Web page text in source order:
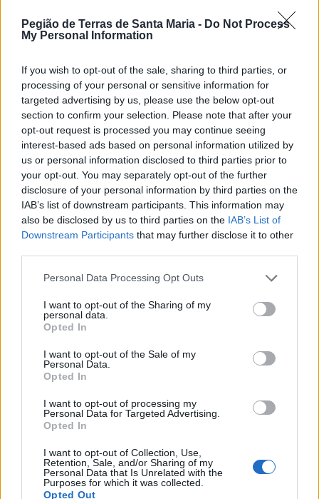
Pegião de Terras de Santa Maria - Do Not Process
My Personal Information
If you wish to opt-out of the sale, sharing to third parties, or
processing of your personal or sensitive information for
targeted advertising by us, please use the below opt-out
section to confirm your selection. Please note that after your
opt-out request is processed you may continue seeing
interest-based ads based on personal information utilized by
us or personal information disclosed to third parties prior to
your opt-out. You may separately opt-out of the further
disclosure of your personal information by third parties on the
IAB’s list of downstream participants. This information may
also be disclosed by us to third parties on the IAB’s List of
Downstream Participants that may further disclose it to other
Personal Data Processing Opt Outs
I want to opt-out of the Sharing of my
personal data.
Opted In
I want to opt-out of the Sale of my
Personal Data.
Opted In
I want to opt-out of processing my
Personal Data for Targeted Advertising.
Opted In
I want to opt-out of Collection, Use,
Retention, Sale, and/or Sharing of my
Personal Data that Is Unrelated with the
Purposes for which it was collected.
Opted Out
💶 Quanto Custou? | Município de Espinho vai
gastar € 22,8 mil em brindes institucionais
6/08/2026
Esposa do presidente do PS de Oliveira de
Azeméis investigada pela IGAS por conflito de
6/08/2026